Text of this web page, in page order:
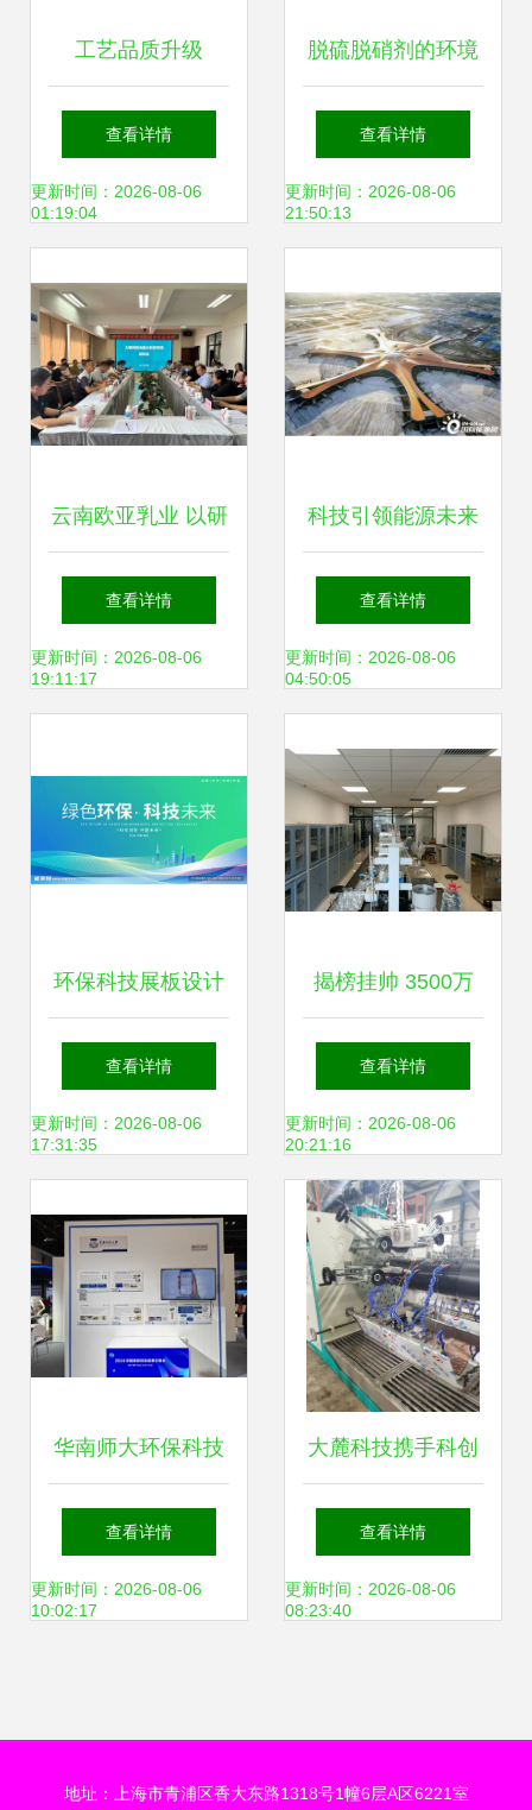
工艺品质升级
40CM美式平拖套
装引领环保清洁新
查看详情
更新时间：2026-08-06
01:19:04
脱硫脱硝剂的环境
影响 当前环保技术
及开发视角下的分
查看详情
更新时间：2026-08-06
21:50:13
云南欧亚乳业 以研
发创新与环保科技
驱动大理乳业绿色
查看详情
更新时间：2026-08-06
19:11:17
科技引领能源未来
中国能建两项储能
技术纳入“十四
规划
查看详情
更新时间：2026-08-06
04:50:05
环保科技展板设计
图 技术开发与视觉
表达的完美融合
查看详情
更新时间：2026-08-06
17:31:35
揭榜挂帅 3500万
邀你共克骨肽乳酸
菌口服液产业化技
术瓶颈，引领环保
科技新突破
查看详情
更新时间：2026-08-06
20:21:16
华南师大环保科技
成果闪耀2024中国
高校科交会
查看详情
更新时间：2026-08-06
10:02:17
大麓科技携手科创
空间数智技术，打
造管道检测行业典
查看详情
更新时间：2026-08-06
08:23:40
地址：上海市青浦区香大东路1318号1幢6层A区6221室